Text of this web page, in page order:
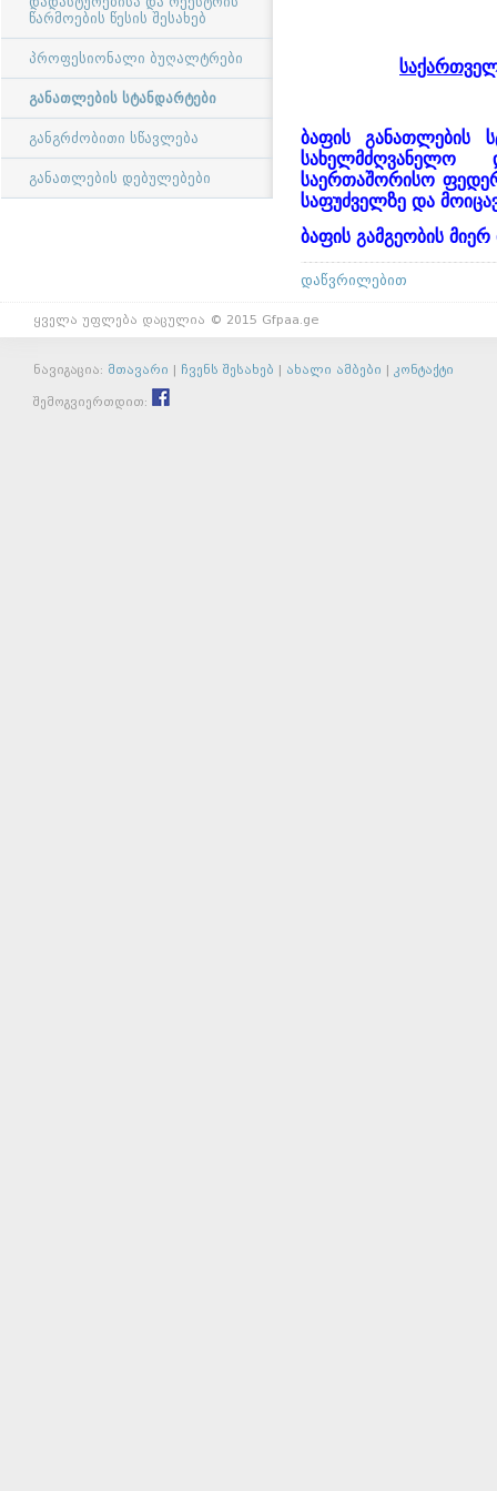
წარმოების წესის შესახებ
პროფესიონალი ბუღალტრები
განათლების სტანდარტები
განგრძობითი სწავლება
განათლების დებულებები
ბაფის განათლების
სახელმძღვანელო
საერთაშორისო
საფუძველზე და
ბაფის გამგეობის მიერ
დაწვრილებით
ყველა უფლება დაცულია © 2015 Gfpaa.ge
ნავიგაცია: მთავარი | ჩვენს შესახებ | ახალი ამბები | კონტაქტი
შემოგვიერთდით: